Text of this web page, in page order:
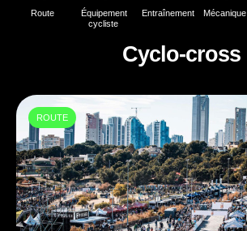
Route
Équipement
cycliste
Entraînement Mécanique
Cyclo-cross
ROUTE